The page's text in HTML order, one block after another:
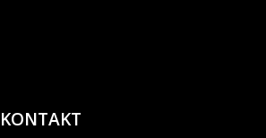
KONTAKT